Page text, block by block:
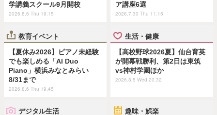
学講義スクール9月開校
2026.8.6 Thu 19:15
ア講座6選
2026.7.30 Thu 11:15
教育イベント
【夏休み2026】ピアノ未経験
でも楽しめる「AI Duo
Piano」横浜みなとみらい
8/31まで
2026.8.6 Thu 19:45
生活・健康
【高校野球2026夏】仙台育英
が開幕戦勝利、第2日は東筑
vs神村学園ほか
2026.8.5 Wed 20:32
デジタル生活 趣味・娯楽